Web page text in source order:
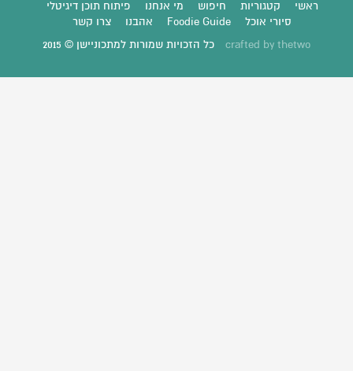
ראשי קטגוריות חיפוש מי אנחנו
פיתוח תוכן דיגיטלי
סיורי אוכל
Foodie Guide אהבנו צרו קשר
crafted by thetwo כל הזכויות שמורות למתכוניישן © 2015